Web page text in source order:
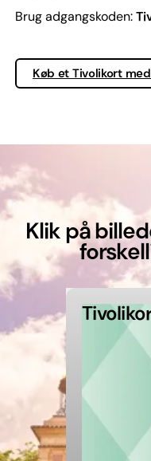
Brug adgangskoden:
Køb et Tivolikort
Klik på